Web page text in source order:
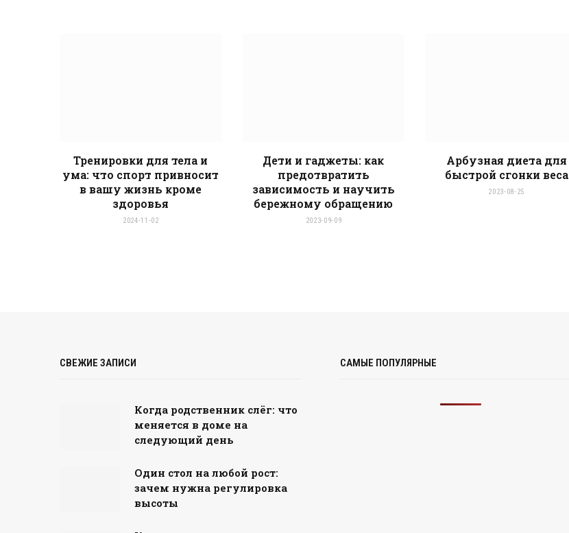
Тренировки для тела и
ума: что спорт привносит
в вашу жизнь кроме
здоровья
2024-11-02
Дети и гаджеты: как
предотвратить
зависимость и научить
бережному обращению
2023-09-09
Арбузная диета для
быстрой сгонки веса
2023-08-25
СВЕЖИЕ ЗАПИСИ
Когда родственник слёг: что
меняется в доме на
следующий день
Один стол на любой рост:
зачем нужна регулировка
высоты
САМЫЕ ПОПУЛЯРНЫЕ